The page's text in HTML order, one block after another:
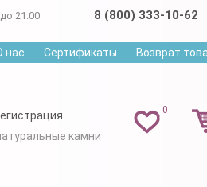
21:00 8 (800) 333-10-62
нас Сертификаты Возврат
0
камни